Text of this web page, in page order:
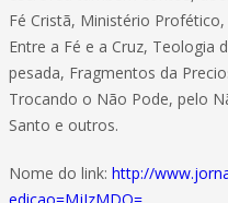
Fé Cristã, Ministério
Entre a Fé e a Cruz, Teologia
pesada, Fragmentos da
Trocando o Não Pode, pelo
Santo e outros.
Nome do link: http://